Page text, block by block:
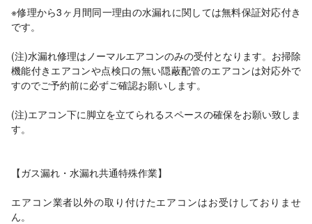
※修理から3ヶ月間同一理由の水漏れに関しては無料保証対応付き
です。
(注)水漏れ修理はノーマルエアコンのみの受付となります。お掃除
機能付きエアコンや点検口の無い隠蔽配管のエアコンは対応外で
すのでご予約前に必ずご確認お願いします。
(注)エアコン下に脚立を立てられるスペースの確保をお願い致しま
す。
【ガス漏れ・水漏れ共通特殊作業】
エアコン業者以外の取り付けたエアコンはお受けしておりませ
ん。